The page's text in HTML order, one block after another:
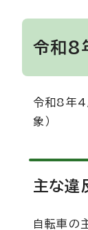
令和8
令和8年4
象）
主な違
自転車の